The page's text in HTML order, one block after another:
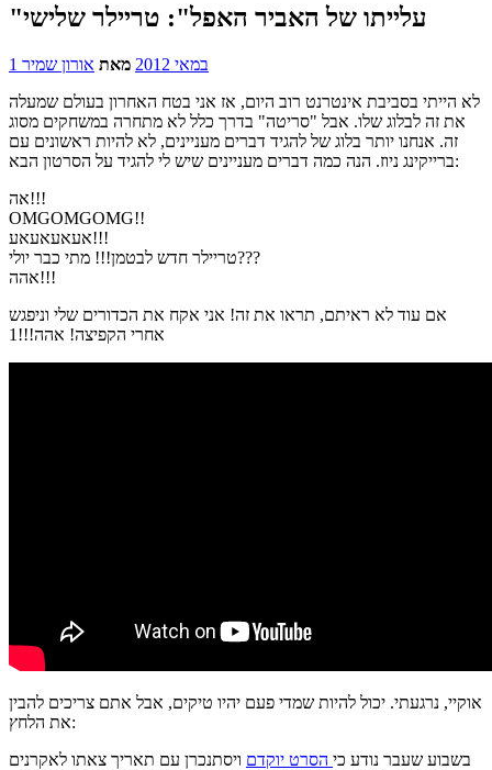
"עלייתו של האביר האפל": טריילר שלישי
1 במאי 2012 מאת אורון שמיר
לא הייתי בסביבת אינטרנט רוב היום, אז אני בטח האחרון בעולם שמעלה
את זה לבלוג שלו. אבל "סריטה" בדרך כלל לא מתחרה במשחקים מסוג
זה. אנחנו יותר בלוג של להגיד דברים מעניינים, לא להיות ראשונים עם
ברייקינג ניוז. הנה כמה דברים מעניינים שיש לי להגיד על הסרטון הבא:
אה!!!
OMGOMGOMG!!
אעאעאעאע!!!
טריילר חדש לבטמן!!! מתי כבר יולי???
אהה!!!
אם עוד לא ראיתם, תראו את זה! אני אקח את הכדורים שלי וניפגש
אחרי הקפיצה! אהה!!!1
אוקיי, נרגעתי. יכול להיות שמדי פעם יהיו טיקים, אבל אתם צריכים להבין
את הלחץ:
בשבוע שעבר נודע כי הסרט יוקדם ויסתנכרן עם תאריך צאתו לאקרנים